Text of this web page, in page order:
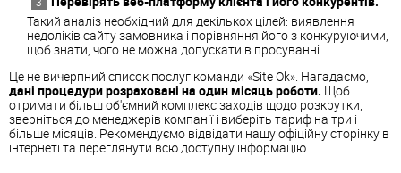
Такий аналіз необхідний для декількох цілей: виявлення
недоліків сайту замовника і порівняння його з конкуруючими,
щоб знати, чого не можна допускати в просуванні.
Це не вичерпний список послуг команди «Site Ok». Нагадаємо,
дані процедури розраховані на один місяць роботи. Щоб
отримати більш об'ємний комплекс заходів щодо розкрутки,
зверніться до менеджерів компанії і виберіть тариф на три і
більше місяців. Рекомендуємо відвідати нашу офіційну сторінку в
інтернеті та переглянути всю доступну інформацію.